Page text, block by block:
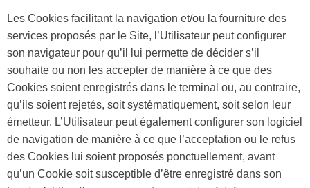
Les Cookies facilitant la navigation et/ou la fourniture des
services proposés par le Site, l’Utilisateur peut configurer
son navigateur pour qu’il lui permette de décider s’il
souhaite ou non les accepter de manière à ce que des
Cookies soient enregistrés dans le terminal ou, au contraire,
qu’ils soient rejetés, soit systématiquement, soit selon leur
émetteur. L’Utilisateur peut également configurer son logiciel
de navigation de manière à ce que l’acceptation ou le refus
des Cookies lui soient proposés ponctuellement, avant
qu’un Cookie soit susceptible d’être enregistré dans son